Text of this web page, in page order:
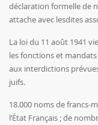
déclaration formelle de
attache avec lesdites
La loi du 11 août 1941
les fonctions et
aux interdictions
juifs.
18.000 noms de francs-
l’État Français ; de